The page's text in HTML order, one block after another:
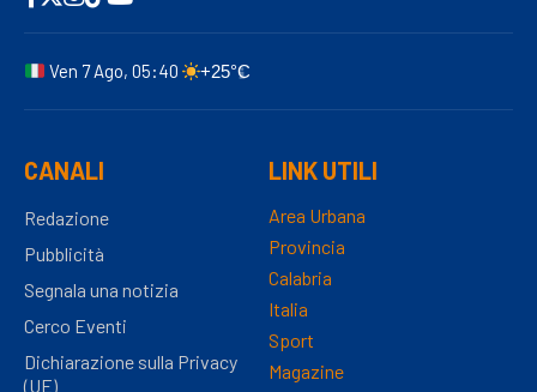
Ven 7 Ago, 05:40 +25°C
CANALI
Redazione
Pubblicità
Segnala una notizia
Cerco Eventi
Dichiarazione sulla Privacy
(UE)
LINK UTILI
Area Urbana
Provincia
Calabria
Italia
Sport
Magazine